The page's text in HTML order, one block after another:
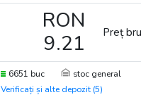
RON
9.21
Preț
6651 buc stoc general
Verificați și alte depozit (5)